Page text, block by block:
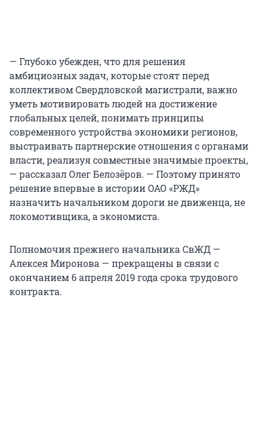
— Глубоко убежден, что для решения
амбициозных задач, которые стоят перед
коллективом Свердловской магистрали, важно
уметь мотивировать людей на достижение
глобальных целей, понимать принципы
современного устройства экономики регионов,
выстраивать партнерские отношения с органами
власти, реализуя совместные значимые проекты,
— рассказал Олег Белозёров. — Поэтому принято
решение впервые в истории ОАО «РЖД»
назначить начальником дороги не движенца, не
локомотивщика, а экономиста.
Полномочия прежнего начальника СвЖД —
Алексея Миронова — прекращены в связи с
окончанием 6 апреля 2019 года срока трудового
контракта.